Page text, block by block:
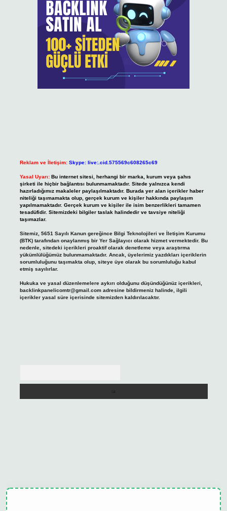
Reklam ve İletişim: Skype: live:.cid.575569c608265c69
Yasal Uyarı: Bu internet sitesi, herhangi bir marka, kurum veya şahıs
şirketi ile hiçbir bağlantısı bulunmamaktadır. Sitede yalnızca kendi
hazırladığımız makaleler paylaşılmaktadır. Burada yer alan içerikler haber
niteliği taşımamakta olup, gerçek kurum ve kişiler hakkında paylaşım
yapılmamaktadır. Gerçek kurum ve kişiler ile isim benzerlikleri tamamen
tesadüfidir. Sitemizdeki bilgiler taslak halindedir ve tavsiye niteliği
taşımazlar.
Sitemiz, 5651 Sayılı Kanun gereğince Bilgi Teknolojileri ve İletişim Kurumu
(BTK) tarafından onaylanmış bir Yer Sağlayıcı olarak hizmet vermektedir. Bu
nedenle, sitedeki içerikleri proaktif olarak denetleme veya araştırma
yükümlülüğümüz bulunmamaktadır. Ancak, üyelerimiz yazdıkları içeriklerin
sorumluluğunu taşımakta olup, siteye üye olarak bu sorumluluğu kabul
etmiş sayılırlar.
Hukuka ve yasal düzenlemelere aykırı olduğunu düşündüğünüz içerikleri,
backlinkpanelicomtr@gmail.comadresine bildirmeniz halinde, ilgili
içerikler yasal süre içerisinde sitemizden kaldırılacaktır.